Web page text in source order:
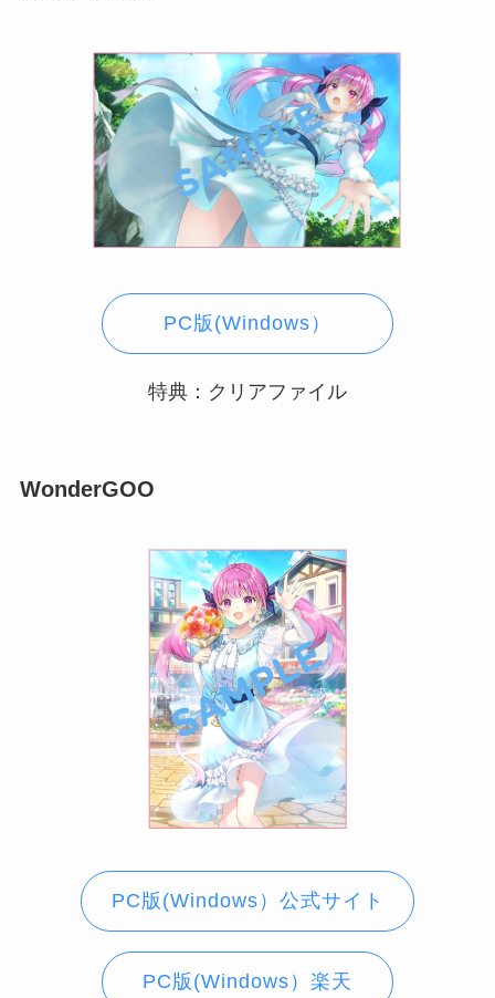
PC版(Windows）
特典：クリアファイル
WonderGOO
PC版(Windows）公式サイト
PC版(Windows）楽天